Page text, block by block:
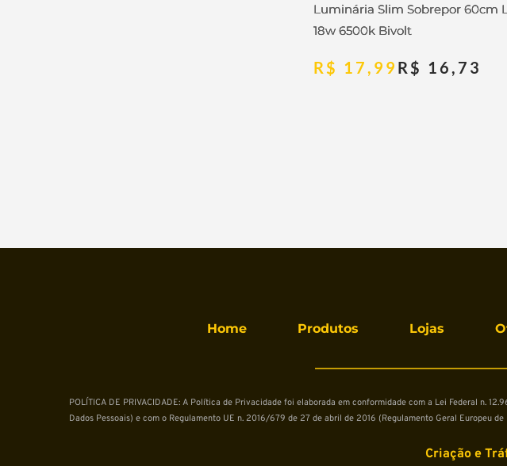
Luminária Slim Sobrepor 60cm
18w 6500k Bivolt
R$ 17,99 R$ 16,73
Home Produtos Lojas
POLÍTICA DE PRIVACIDADE: A Política de Privacidade foi elaborada em conformidade com a Lei Federal n.
Dados Pessoais) e com o Regulamento UE n. 2016/679 de 27 de abril de 2016 (Regulamento Geral Europeu
Criação e